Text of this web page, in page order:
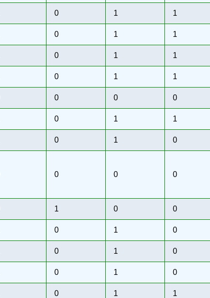
0 1 1
0 1
1
0 1 1
0 1 1
0 0 0
0 1 1
0 1 0
0 0 0
1 0 0
0 1 0
0 1 0
0 1 0
0 1 1